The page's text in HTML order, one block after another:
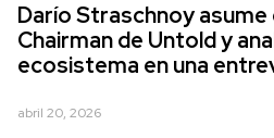
Darío Straschnoy
Chairman de Untold y
ecosistema en una
abril 20, 2026